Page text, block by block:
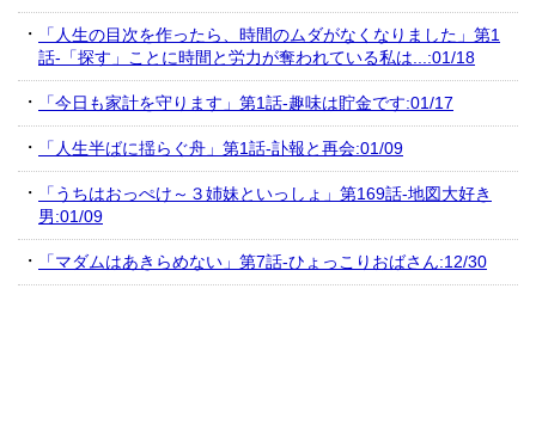
「人生の目次を作ったら、時間のムダがなくなりました」第1
話-「探す」ことに時間と労力が奪われている私は...:01/18
「今日も家計を守ります」第1話-趣味は貯金です:01/17
「人生半ばに揺らぐ舟」第1話-訃報と再会:01/09
「うちはおっぺけ～３姉妹といっしょ」第169話-地図大好き
男:01/09
「マダムはあきらめない」第7話-ひょっこりおばさん:12/30